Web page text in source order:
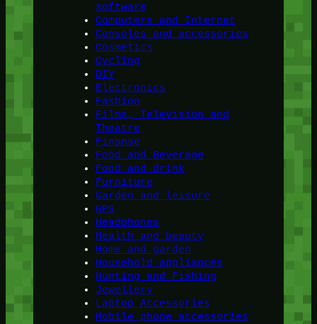
software
Computers and Internet
Consoles and accessories
Cosmetics
Cycling
DIY
Electronics
Fashion
Films, Television and
Theatre
Finanse
Food and Beverage
Food and drink
Furniture
Garden and leisure
GPS
Headphones
Health and beauty
Home and garden
Household appliances
Hunting and Fishing
Jewellery
Laptop Accessories
Mobile phone accessories